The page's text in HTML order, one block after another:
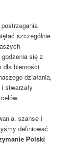
szczególnie
się z
dla bierności.
działania,
stwarzały
szanse i
definiować
Polski